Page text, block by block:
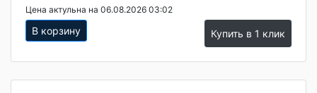
Цена актульна на 06.08.2026 03:02
В корзину Купить в 1 клик